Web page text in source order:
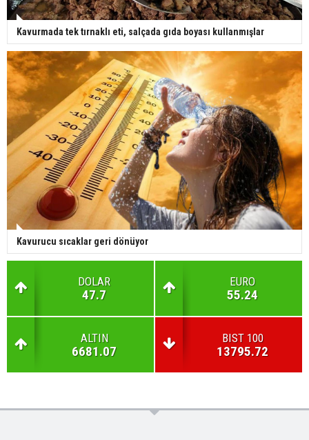
Kavurmada tek tırnaklı eti, salçada gıda boyası kullanmışlar
Kavurucu sıcaklar geri dönüyor
DOLAR
47.7
EURO
55.24
ALTIN
6681.07
BIST 100
13795.72